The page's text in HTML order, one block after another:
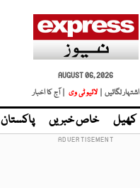
AUGUST 06, 2026
اشتہار لگائیں |
لائیو ٹی وی | آج کا اخبار
کھیل خاص خبریں پاکستان